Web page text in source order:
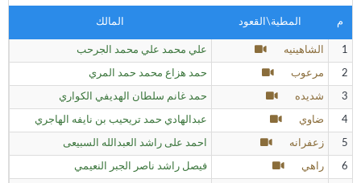
م المطية\القعود المالك
1 الشاهينيه علي محمد علي محمد الجرحب
2 مرعوب حمد هزاع محمد حمد المري
3 شديده حمد غانم سلطان الهديفي الكواري
4 ضاوي عبدالهادي حمد تريحيب بن نايفه الهاجري
5 زعفرانه احمد على راشد العبدالله السبيعى
6 راهي فيصل راشد ناصر الجبر النعيمي